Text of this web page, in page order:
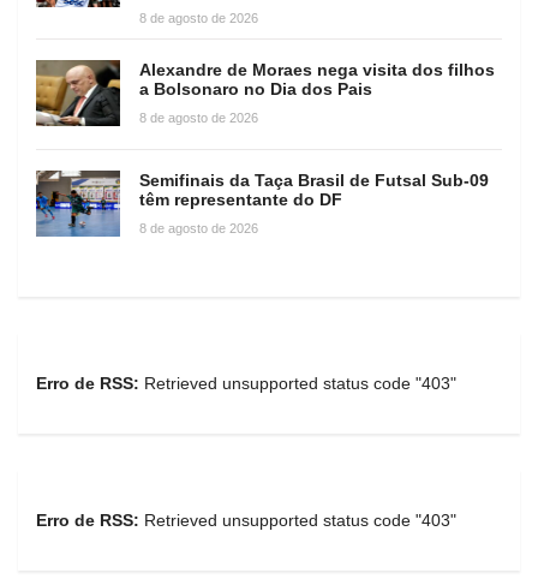
8 de agosto de 2026
Alexandre de Moraes nega visita dos filhos
a Bolsonaro no Dia dos Pais
8 de agosto de 2026
Semifinais da Taça Brasil de Futsal Sub-09
têm representante do DF
8 de agosto de 2026
Erro de RSS: Retrieved unsupported status code "403"
Erro de RSS: Retrieved unsupported status code "403"